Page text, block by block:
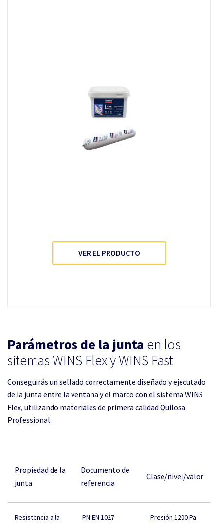
VER EL PRODUCTO
Parámetros de la junta en los
sitemas WINS Flex y WINS Fast
Conseguirás un sellado correctamente diseñado y ejecutado
de la junta entre la ventana y el marco con el sistema WINS
Flex, utilizando materiales de primera calidad Quilosa
Professional.
Propiedad de la
junta
Documento de
referencia
Clase/nivel/valor
Resistencia a la PN-EN 1027 Presión 1200 Pa